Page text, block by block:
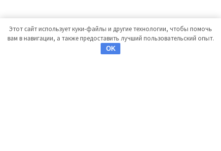
Этот сайт использует куки-файлы и другие технологии, чтобы помочь
вам в навигации, а также предоставить лучший пользовательский опыт.
OK